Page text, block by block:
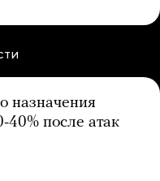
назначения
после атак